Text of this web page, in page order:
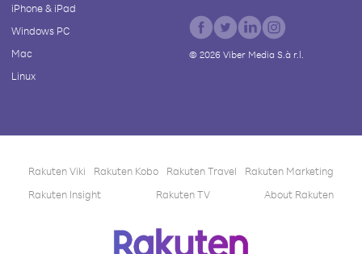
iPhone & iPad
Windows PC
Mac
Linux
© 2026Viber Media S.à r.l.
Rakuten Viki Rakuten Kobo Rakuten Travel
Rakuten Marketing
Rakuten Insight
Rakuten TV About Rakuten